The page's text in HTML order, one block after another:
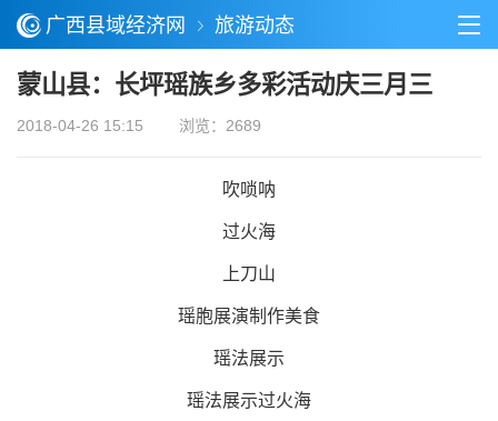
广西县域经济网 旅游动态
蒙山县：长坪瑶族乡多彩活动庆三月三
2018-04-26 15:15 浏览：2689
吹唢呐
过火海
上刀山
瑶胞展演制作美食
瑶法展示
瑶法展示过火海